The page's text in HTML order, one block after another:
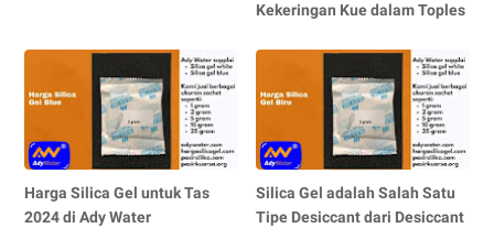
Kekeringan Kue dalam Toples
Harga Silica Gel untuk Tas
2024 di Ady Water
Silica Gel adalah Salah Satu
Tipe Desiccant dari Desiccant